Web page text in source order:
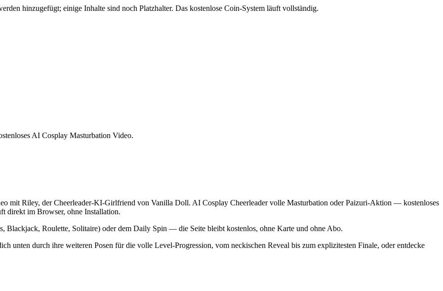
hinzugefügt; einige Inhalte sind noch Platzhalter. Das kostenlose Coin-System läuft vollständig.
AI Cosplay Masturbation Video.
mit Riley, der Cheerleader-KI-Girlfriend von Vanilla Doll. AI Cosplay Cheerleader volle Masturbation oder Paizuri-Aktion — kostenloses
direkt im Browser, ohne Installation.
Blackjack, Roulette, Solitaire) oder dem Daily Spin — die Seite bleibt kostenlos, ohne Karte und ohne Abo.
unten durch ihre weiteren Posen für die volle Level-Progression, vom neckischen Reveal bis zum explizitesten Finale, oder entdecke